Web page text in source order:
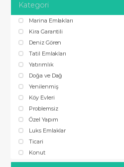
Kategori
Marina Emlakları
Kira Garantili
Deniz Gören
Tatil Emlakları
Yatırımlık
Doğa ve Dağ
Yenilenmiş
Köy Evleri
Problemsiz
Özel Yapım
Luks Emlaklar
Ticari
Konut